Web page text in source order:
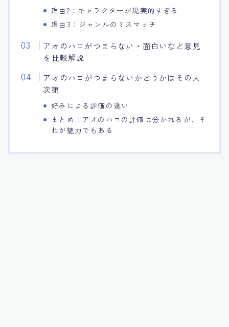
理由2：キャラクターが現実的すぎる
理由3：ジャンルのミスマッチ
アオのハコがつまらない・面白いなど意見
を比較解説
アオのハコがつまらないかどうかはその人
次第
好みによる評価の違い
まとめ：アオのハコの評価は分かれるが、そ
れが魅力でもある